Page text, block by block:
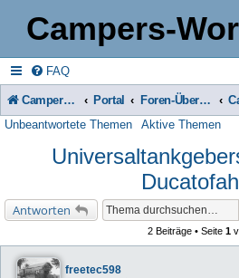
Campers-
FAQ
Campers-World-Forum Portal Foren-Übersicht
Unbeantwortete Themen Aktive Themen
Antworten
2 Beiträge • Seite 1
freetec598